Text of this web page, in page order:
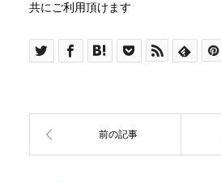
共にご利用頂けます